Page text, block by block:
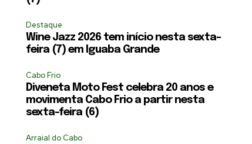
Destaque
Wine Jazz 2026 tem início nesta sexta-
feira (7) em Iguaba Grande
Cabo Frio
Diveneta Moto Fest celebra 20 anos e
movimenta Cabo Frio a partir nesta
sexta-feira (6)
Arraial do Cabo